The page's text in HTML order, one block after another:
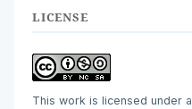
LICENSE
This work is licensed under a